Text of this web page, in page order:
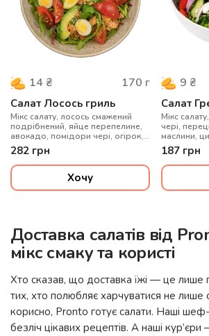
14 ₴ 170 г
Салат Лосось гриль
Мікс салату, лосось смажений
подрібнений, яйце перепелине,
авокадо, помідори чері, огірок,
кунжут білий, лимон , оливкова
олія.
282 грн
Хочу
9 ₴
Салат
Мікс
чері,
маслини,
до салату
187 грн
Доставка салатів від
мікс смаку та користі
Хто сказав, що доставка їжі — це лише
тих, хто полюбляє харчуватися не лише
корисно, Pronto готує салати. Наші
безліч цікавих рецептів. А наші